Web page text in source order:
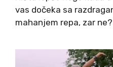
vas dočeka sa
mahanjem repa, zar ne?